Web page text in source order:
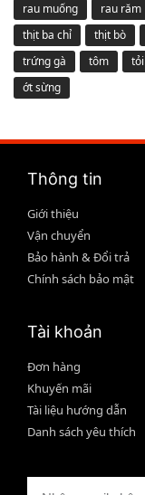
rau muống
rau răm
thịt ba chỉ
thịt bò
trứng gà
tôm tỏi
ớt sừng
Thông tin
Giới thiệu
Vận chuyển
Bảo hành & Đổi trả
Chính sách bảo mật
Tài khoản
Đơn hàng
Khuyến mãi
Tài liệu hướng dẫn
Danh sách yêu thích